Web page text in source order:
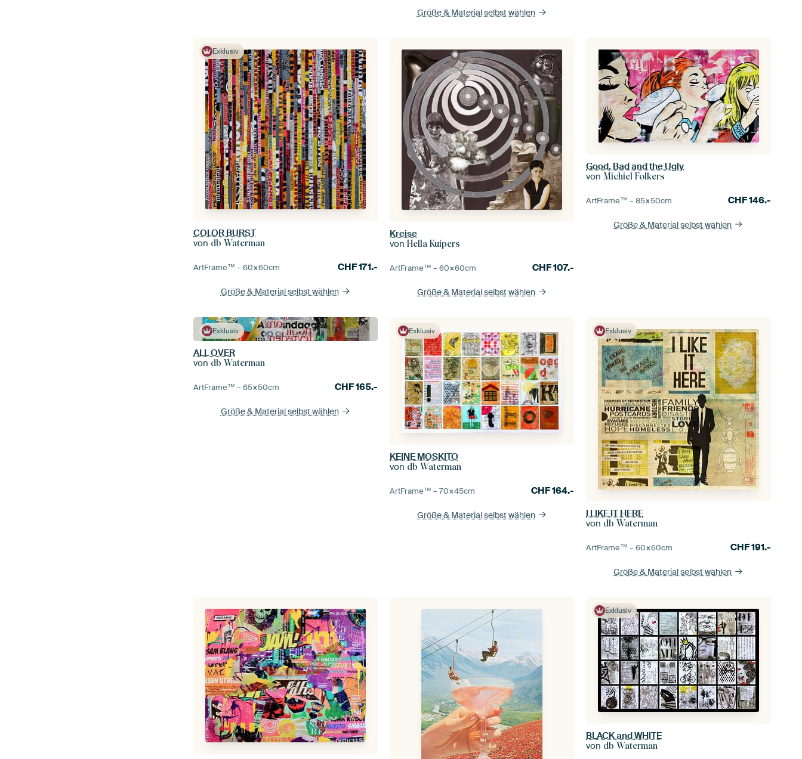
Größe & Material selbst wählen
Exklusiv
COLOR BURST
von db Waterman
ArtFrame™ –60×60cm CHF171.-
Größe & Material selbst wählen
Kreise
vonHella Kuipers
ArtFrame™ –60×60cm CHF107.-
Größe & Material selbst wählen
Good, Bad and the Ugly
vonMichiel Folkers
ArtFrame™ –85×50cm CHF146.-
Größe & Material selbst wählen
Exklusiv
ALL OVER
von db Waterman
ArtFrame™ –65×50cm CHF165.-
Größe & Material selbst wählen
Exklusiv
KEINE MOSKITO
von db Waterman
ArtFrame™ –70×45cm CHF164.-
Größe & Material selbst wählen
Exklusiv
I LIKE IT HERE
von db Waterman
ArtFrame™ –60×60cm CHF191.-
Größe & Material selbst wählen
Exklusiv
BLACK and WHITE
von db Waterman